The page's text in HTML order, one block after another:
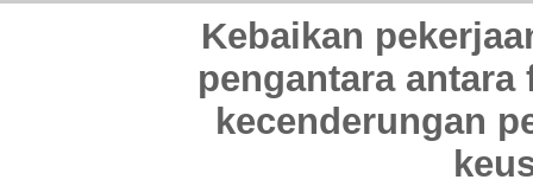
Kebaikan
pengantara
kecenderungan